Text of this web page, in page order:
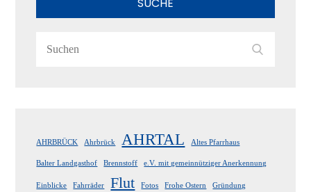
AHRBRÜCK Ahrbrück AHRTAL Altes Pfarrhaus
Balter Landgasthof Brennstoff e.V. mit gemeinnütziger Anerkennung
Einblicke Fahrräder Flut Fotos Frohe Ostern Gründung